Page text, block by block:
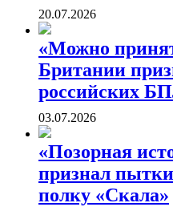
20.07.2026
«Можно
Британии
российских
03.07.2026
«Позорная
признал
полку «Скала»